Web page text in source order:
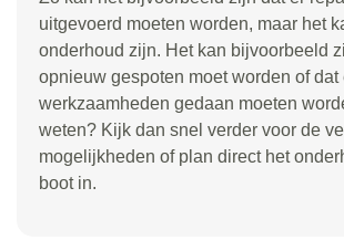
uitgevoerd moeten worden, maar het
onderhoud zijn. Het kan bijvoorbeeld
opnieuw gespoten moet worden of dat
werkzaamheden gedaan moeten
weten? Kijk dan snel verder voor de
mogelijkheden of plan direct het
boot in.